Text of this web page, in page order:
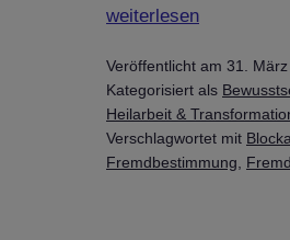
Was
ein
„Spirituelles
Clearing
–
weiterlesen
Veröffentlicht am 31.
Kategorisiert als
Heilarbeit &
Verschlagwortet mit
Fremdbestimmung